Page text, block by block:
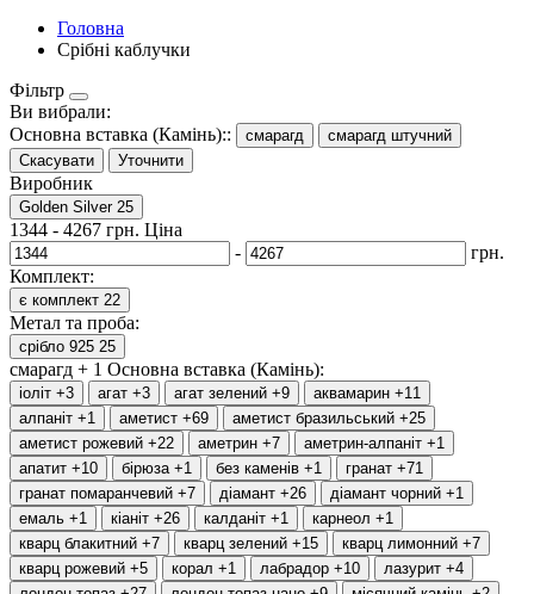
Головна
Срібні каблучки
Фільтр
Ви вибрали:
Основна вставка (Камінь)::
смарагд
смарагд штучний
Скасувати
Уточнити
Виробник
Golden Silver 25
1344 - 4267 грн. Ціна
-
грн.
Комплект:
є комплект 22
Метал та проба:
срібло 925 25
смарагд + 1 Основна вставка (Камінь):
іоліт +3 агат +3 агат зелений +9 аквамарин +11
алпаніт +1 аметист +69 аметист бразильський +25
аметист рожевий +22 аметрин +7 аметрин-алпаніт +1
апатит +10 бірюза +1 без каменів +1 гранат +71
гранат помаранчевий +7 діамант +26 діамант чорний +1
емаль +1 кіаніт +26 калданіт +1 карнеол +1
кварц блакитний +7 кварц зелений +15 кварц лимонний +7
кварц рожевий +5 корал +1 лабрадор +10 лазурит +4